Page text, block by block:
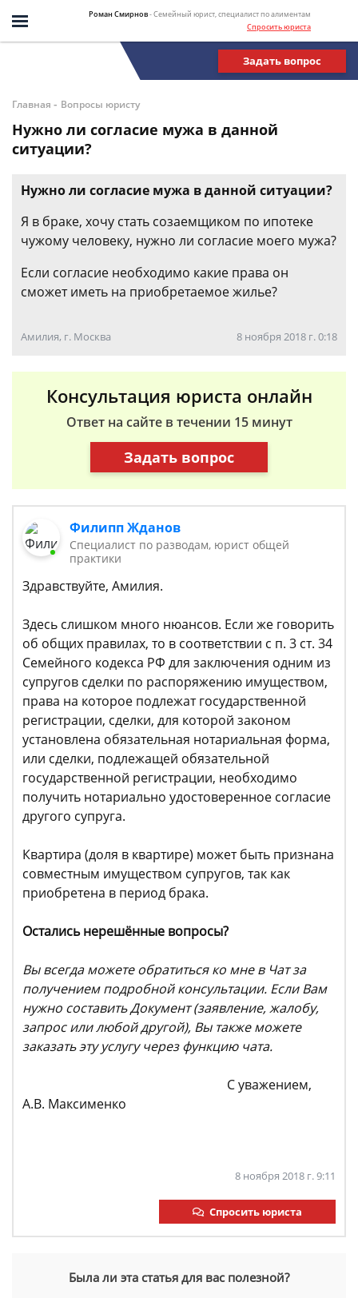
Роман Смирнов- Семейный юрист, специалист по алиментам
Спросить юриста
Задать вопрос
Главная - Вопросы юристу
Нужно ли согласие мужа в данной
ситуации?
Нужно ли согласие мужа в данной ситуации?
Я в браке, хочу стать созаемщиком по ипотеке
чужому человеку, нужно ли согласие моего мужа?
Если согласие необходимо какие права он
сможет иметь на приобретаемое жилье?
Амилия, г. Москва 8 ноября 2018 г. 0:18
Консультация юриста онлайн
Ответ на сайте в течении 15 минут
Задать вопрос
Филипп Жданов
Специалист по разводам, юрист общей
практики
Здравствуйте, Амилия.
Здесь слишком много нюансов. Если же говорить
об общих правилах, то в соответствии с п. 3 ст. 34
Семейного кодекса РФ для заключения одним из
супругов сделки по распоряжению имуществом,
права на которое подлежат государственной
регистрации, сделки, для которой законом
установлена обязательная нотариальная форма,
или сделки, подлежащей обязательной
государственной регистрации, необходимо
получить нотариально удостоверенное согласие
другого супруга.
Квартира (доля в квартире) может быть признана
совместным имуществом супругов, так как
приобретена в период брака.
Остались нерешённые вопросы?
Вы всегда можете обратиться ко мне в Чат за
получением подробной консультации. Если Вам
нужно составить Документ (заявление, жалобу,
запрос или любой другой), Вы также можете
заказать эту услугу через функцию чата.
С уважением,
А.В. Максименко
8 ноября 2018 г. 9:11
Спросить юриста
Была ли эта статья для вас полезной?